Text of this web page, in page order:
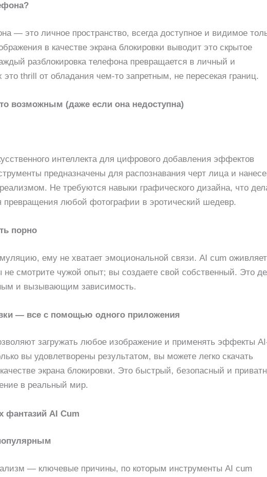
— это личное пространство, всегда доступное и видимое
в качестве экрана блокировки выводит это скрытое
разблокировка телефона превращается в личный и
thrill от обладания чем-то запретным, не пересекая границ.
возможным (даже если она недоступна)
интеллекта для цифрового добавления эффектов
предназначены для распознавания черт лица и
Не требуются навыки графического дизайна, что
любой фотографии в эротический шедевр.
порно
ему не хватает эмоциональной связи. AI cum оживляет
смотрите чужой опыт; вы создаете свой собственный. Это
и вызывающим зависимость.
— все с помощью одного приложения
загружать любое изображение и применять эффекты
вы удовлетворены результатом, вы можете легко скачать
экрана блокировки. Это быстрый, безопасный и
в реальный мир.
фантазий AI Cum
— ключевые причины, по которым инструменты AI cum